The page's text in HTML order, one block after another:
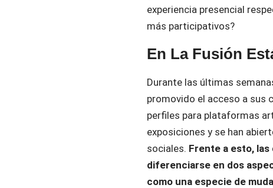
experiencia presencial
más participativos?
En La Fusión
Durante las últimas
promovido el acceso a sus
perfiles para plataformas
exposiciones y se han
sociales. Frente a esto,
diferenciarse en dos
como una especie de